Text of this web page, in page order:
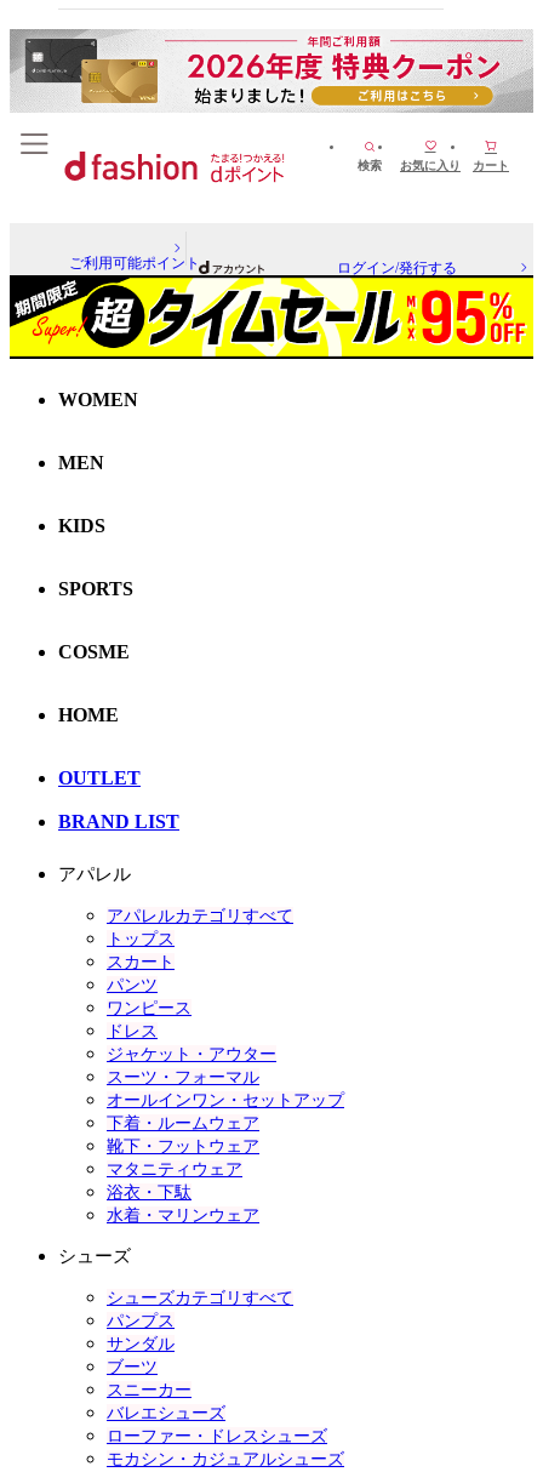
検索 お気に入り カート
ご利用可能ポイント ログイン/発行する
WOMEN
MEN
KIDS
SPORTS
COSME
HOME
OUTLET
BRAND LIST
アパレル
アパレルカテゴリすべて
トップス
スカート
パンツ
ワンピース
ドレス
ジャケット・アウター
スーツ・フォーマル
オールインワン・セットアップ
下着・ルームウェア
靴下・フットウェア
マタニティウェア
浴衣・下駄
水着・マリンウェア
シューズ
シューズカテゴリすべて
パンプス
サンダル
ブーツ
スニーカー
バレエシューズ
ローファー・ドレスシューズ
モカシン・カジュアルシューズ